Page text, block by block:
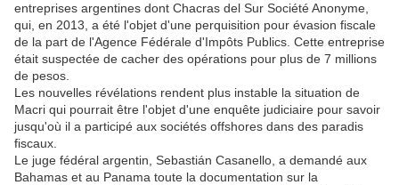
entreprises argentines dont Chacras del Sur Société Anonyme,
qui, en 2013, a été l'objet d'une perquisition pour évasion fiscale
de la part de l'Agence Fédérale d'Impôts Publics. Cette entreprise
était suspectée de cacher des opérations pour plus de 7 millions
de pesos.
Les nouvelles révélations rendent plus instable la situation de
Macri qui pourrait être l'objet d'une enquête judiciaire pour savoir
jusqu'où il a participé aux sociétés offshores dans des paradis
fiscaux.
Le juge fédéral argentin, Sebastián Casanello, a demandé aux
Bahamas et au Panama toute la documentation sur la